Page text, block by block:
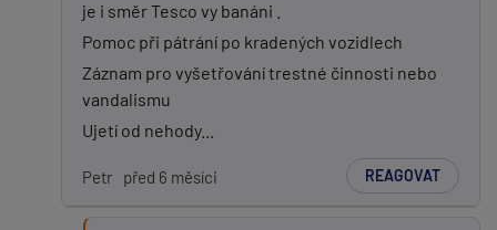
je i směr Tesco vy banáni .
Pomoc při pátrání po kradených vozidlech
Záznam pro vyšetřování trestné činnosti nebo
vandalismu
Ujetí od nehody...
Petr před 6 měsíci REAGOVAT